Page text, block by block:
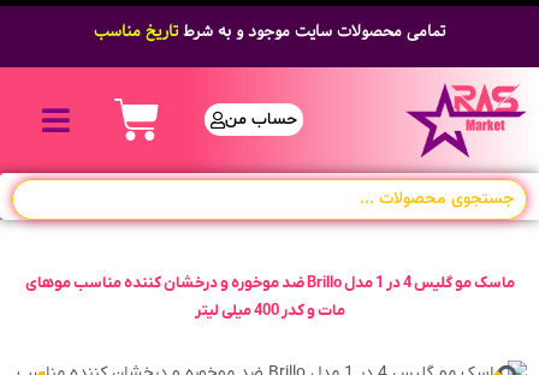
تمامی محصولات سایت موجود و به شرطتاریخ مناسب
حساب من
ماسک مو گلیس 4 در 1 مدل Brillo ضد موخوره و درخشان کننده مناسب موهای
مات و کدر 400 میلی لیتر